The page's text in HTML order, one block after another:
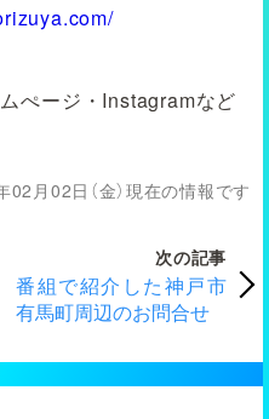
ぺージ・Instagramなど
02月02日（金）現在の情報です
次の記事
番組で紹介した神戸市
有馬町周辺のお問合せ